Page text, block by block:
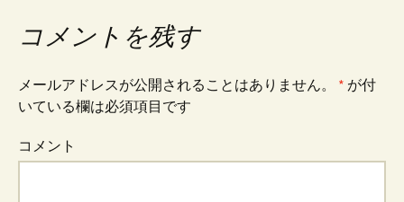
ナ
ビ
コメントを残す
メールアドレスが公開されることはありません。 * が付
いている欄は必須項目です
コメント